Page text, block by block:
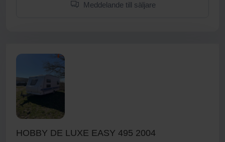
Meddelande till säljare
HOBBY DE LUXE EASY 495 2004